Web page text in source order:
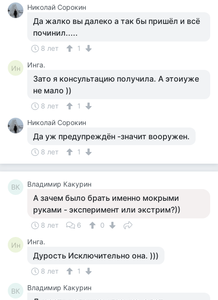
Николай Сорокин
Да жалко вы далеко а так бы пришёл и всё
починил.....
8 лет 1
Ин Инга.
Зато я консультацию получила. А этоиуже
не мало ))
8 лет
1
Николай Сорокин
Да уж предупреждён -значит вооружен.
8 лет 1
ВК Владимир Какурин
А зачем было брать именно мокрыми
руками - эксперимент или экстрим?))
8 лет 6 0
Ин Инга.
Дурость Исключительно она. )))
8 лет 1
ВК Владимир Какурин